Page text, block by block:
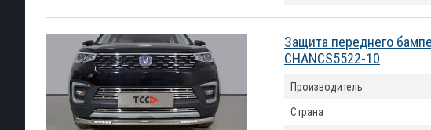
Защита переднего
CHANCS5522-10
Производитель
Страна